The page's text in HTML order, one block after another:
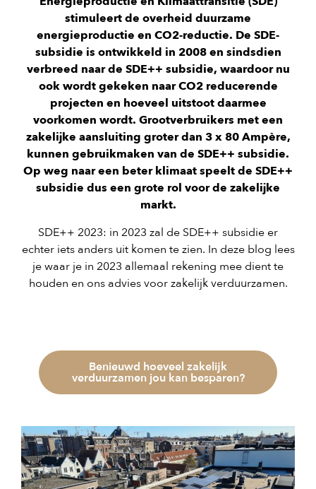
stimuleert de overheid duurzame
energieproductie en CO2-reductie. De SDE-
subsidie is ontwikkeld in 2008 en sindsdien
verbreed naar de SDE++ subsidie, waardoor nu
ook wordt gekeken naar CO2 reducerende
projecten en hoeveel uitstoot daarmee
voorkomen wordt. Grootverbruikers met een
zakelijke aansluiting groter dan 3 x 80 Ampère,
kunnen gebruikmaken van de SDE++ subsidie.
Op weg naar een beter klimaat speelt de SDE++
subsidie dus een grote rol voor de zakelijke
markt.
SDE++ 2023: in 2023 zal de SDE++ subsidie er
echter iets anders uit komen te zien. In deze blog lees
je waar je in 2023 allemaal rekening mee dient te
houden en ons advies voor zakelijk verduurzamen.
Benieuwd hoeveel zakelijk
verduurzamen jou kan besparen?